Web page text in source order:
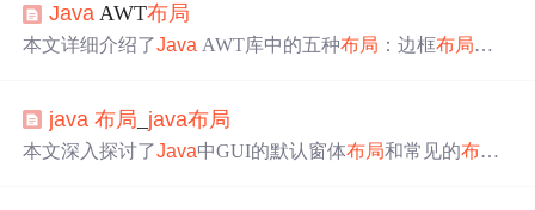
Java AWT布局
本文详细介绍了Java AWT库中的五种布局 ：边框布局、
。 java 布局 java布局
本文深入探讨了Java中GUI的默认窗体布局和常见的布局